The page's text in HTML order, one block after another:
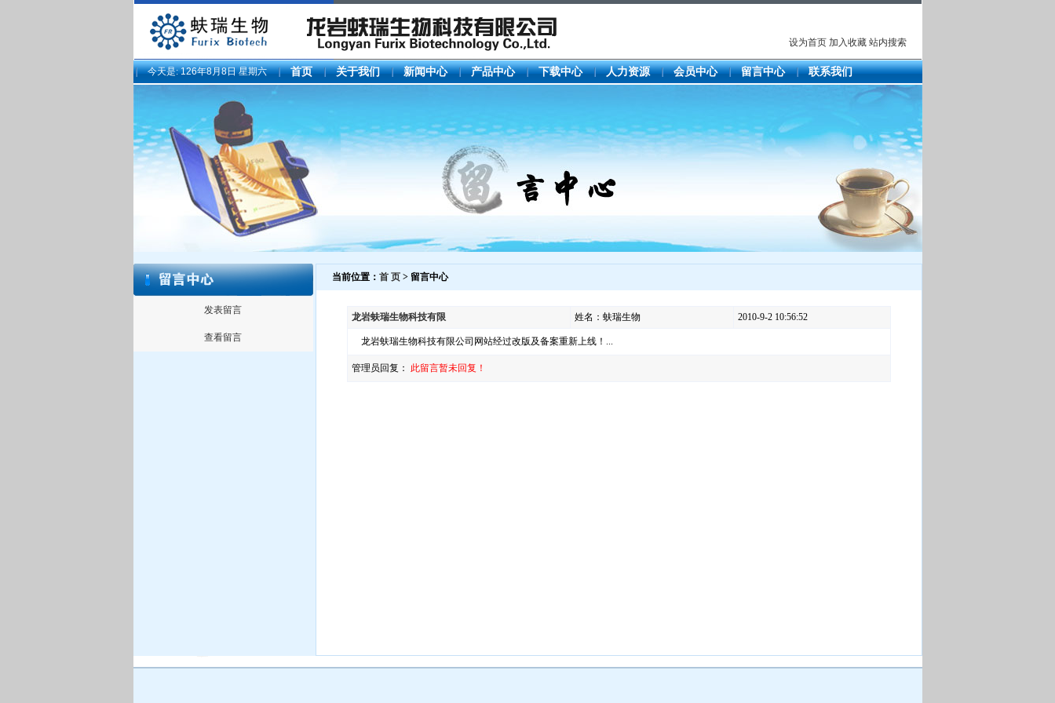
设为首页 加入收藏 站内搜索
今天是:126年8月8日 星期六 首页 关于我们 新闻中心 产品中心 下载中心 人力资源 会员中心 留言中心 联系我们
发表留言
查看留言
当前位置： 首 页> 留言中心
龙岩蚨瑞生物科技有限 姓名：蚨瑞生物 2010-9-2 10:56:52
龙岩蚨瑞生物科技有限公司网站经过改版及备案重新上线！...
管理员回复： 此留言暂未回复！